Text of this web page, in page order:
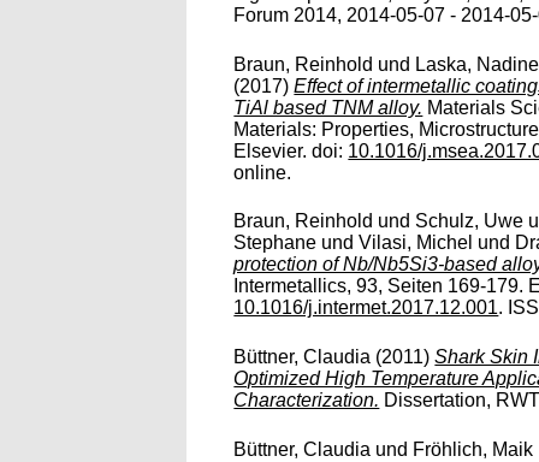
Forum 2014, 2014-05-07 - 2014-
Braun, Reinhold und Laska, Nadine
(2017)Effect of intermetallic
TiAl based TNM alloy. Materials
Materials: Properties,
Elsevier. doi: 10.1016/
online.
Braun, Reinhold und Schulz, Uwe
Stephane undVilasi, Michel und
protection of Nb/Nb5Si3-based
Intermetallics, 93, Seiten 169-179.
10.1016/j.intermet.2017.12.001.
Büttner, Claudia (2011)Shark Skin
Optimized High Temperature
Characterization. Dissertation,
Büttner, Claudia und Fröhlich, Maik